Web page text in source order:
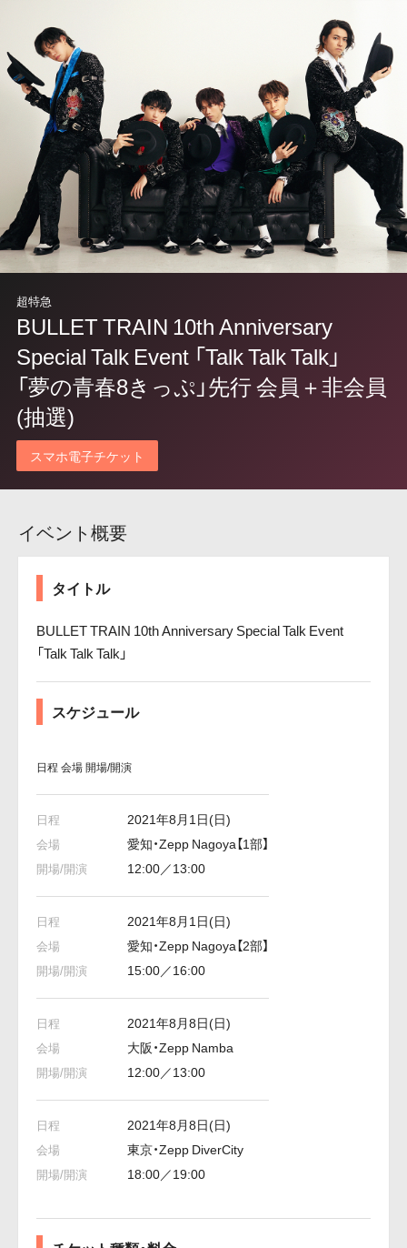
超特急
BULLET TRAIN 10th Anniversary
Special Talk Event 「Talk Talk Talk」
「夢の青春8きっぷ」先行 会員＋非会員
(抽選)
スマホ電子チケット
イベント概要
タイトル
BULLET TRAIN 10th Anniversary Special Talk Event
「Talk Talk Talk」
スケジュール
日程 会場開場/開演
2021年8月1日(日)
愛知・Zepp Nagoya【1部】
12:00／13:00
2021年8月1日(日)
愛知・Zepp Nagoya【2部】
15:00／16:00
2021年8月8日(日)
大阪・Zepp Namba
12:00／13:00
2021年8月8日(日)
東京・Zepp DiverCity
18:00／19:00